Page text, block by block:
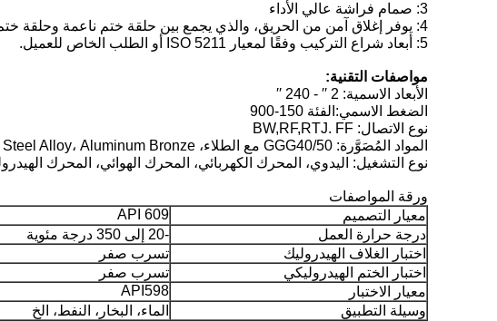
3: صمام فراشة عالي الأداء
4: يوفر إغلاق آمن من الحريق، والذي يجمع بين حلقة ختم ناعمة وحلقة ختم معدنية
5: أبعاد شراع التركيب وفقًا لمعيار ISO 5211 أو الطلب الخاص للعميل.
مواصفات التقنية:
الأبعاد الاسمية: 2 ′′ - 240 ′′
الضغط الاسمي:الفئة 150-900
نوع الاتصال: BW,RF,RTJ. FF
المواد المُصَوَّرة: GGG40/50 مع الطلاء، SS، DSS، CS، LTCS، Inconel ، Monel، Steel Alloy، Aluminum Bronze
نوع التشغيل: اليدوي، المحرك الكهربائي، المحرك الهوائي، المحرك
ورقة المواصفات
معيار التصميم
API 609
درجة حرارة العمل
-20 إلى 350 درجة مئوية
اختبار الغلاف الهيدروليك
تسرب صفر
اختبار الختم الهيدروليكي
تسرب صفر
معيار الاختبار
API598
وسيلة التطبيق
الماء، البخار، النفط، الخ